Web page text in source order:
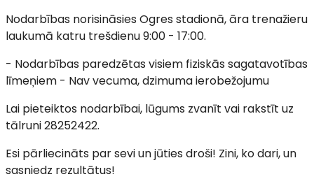
Nodarbības norisināsies Ogres stadionā, āra trenažieru
laukumā katru trešdienu 9:00 - 17:00.
- Nodarbības paredzētas visiem fiziskās sagatavotības
līmeņiem - Nav vecuma, dzimuma ierobežojumu
Lai pieteiktos nodarbībai, lūgums zvanīt vai rakstīt uz
tālruni 28252422.
Esi pārliecināts par sevi un jūties droši! Zini, ko dari, un
sasniedz rezultātus!